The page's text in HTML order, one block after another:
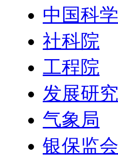
中国科
社科院
工程院
发展研
气象局
银保监会